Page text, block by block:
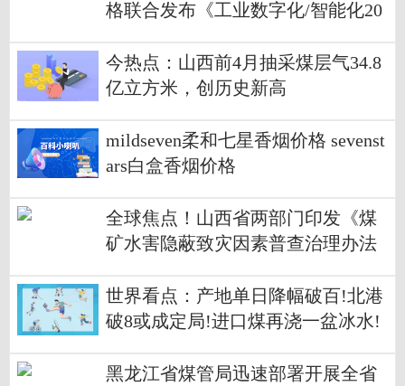
格联合发布《工业数字化/智能化20
今热点：山西前4月抽采煤层气34.8
亿立方米，创历史新高
mildseven柔和七星香烟价格 sevenst
ars白盒香烟价格
全球焦点！山西省两部门印发《煤
矿水害隐蔽致灾因素普查治理办法
世界看点：产地单日降幅破百!北港
破8或成定局!进口煤再浇一盆冰水!
黑龙江省煤管局迅速部署开展全省